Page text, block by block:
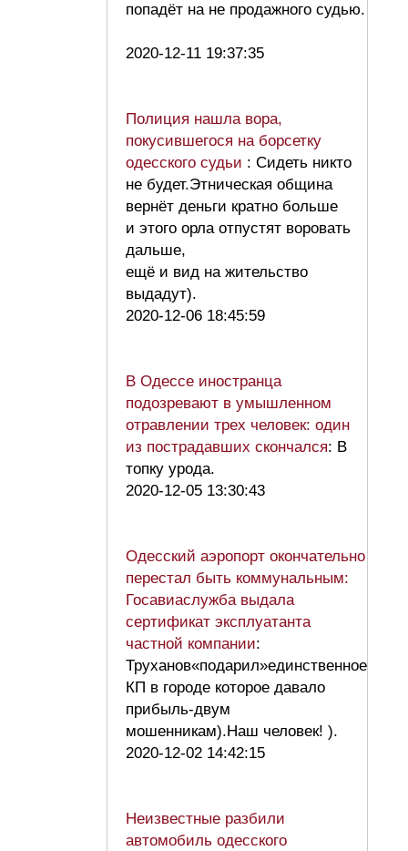
попадёт на не продажного судью.
2020-12-11 19:37:35
Полиция нашла вора,
покусившегося на борсетку
одесского судьи : Сидеть никто
не будет.Этническая община
вернёт деньги кратно больше
и этого орла отпустят воровать
дальше,
ещё и вид на жительство
выдадут).
2020-12-06 18:45:59
В Одессе иностранца
подозревают в умышленном
отравлении трех человек: один
из пострадавших скончался: В
топку урода.
2020-12-05 13:30:43
Одесский аэропорт окончательно
перестал быть коммунальным:
Госавиаслужба выдала
сертификат эксплуатанта
частной компании:
Труханов«подарил»единственное
КП в городе которое давало
прибыль-двум
мошенникам).Наш человек! ).
2020-12-02 14:42:15
Неизвестные разбили
автомобиль одесского